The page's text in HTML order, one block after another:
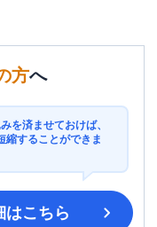
方へ
を済ませておけば、
縮することができま
はこちら